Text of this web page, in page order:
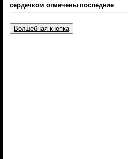
сердечком отмечены последние
Волшебная кнопка